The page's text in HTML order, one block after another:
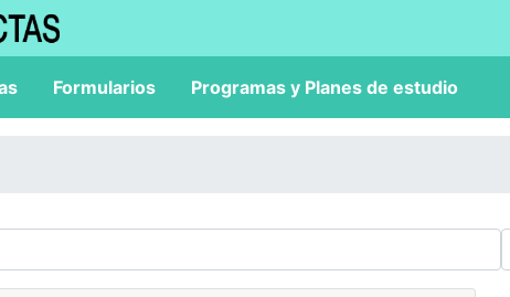
Formularios Programas y Planes de estudio